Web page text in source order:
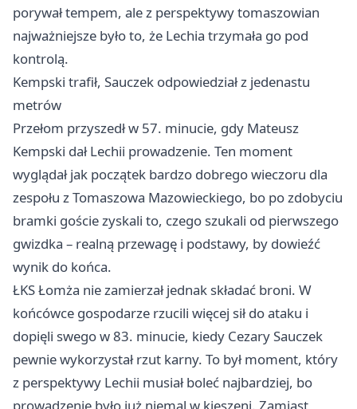
porywał tempem, ale z perspektywy tomaszowian
najważniejsze było to, że Lechia trzymała go pod
kontrolą.
Kempski trafił, Sauczek odpowiedział z jedenastu
metrów
Przełom przyszedł w 57. minucie, gdy Mateusz
Kempski dał Lechii prowadzenie. Ten moment
wyglądał jak początek bardzo dobrego wieczoru dla
zespołu z Tomaszowa Mazowieckiego, bo po zdobyciu
bramki goście zyskali to, czego szukali od pierwszego
gwizdka – realną przewagę i podstawy, by dowieźć
wynik do końca.
ŁKS Łomża nie zamierzał jednak składać broni. W
końcówce gospodarze rzucili więcej sił do ataku i
dopięli swego w 83. minucie, kiedy Cezary Sauczek
pewnie wykorzystał rzut karny. To był moment, który
z perspektywy Lechii musiał boleć najbardziej, bo